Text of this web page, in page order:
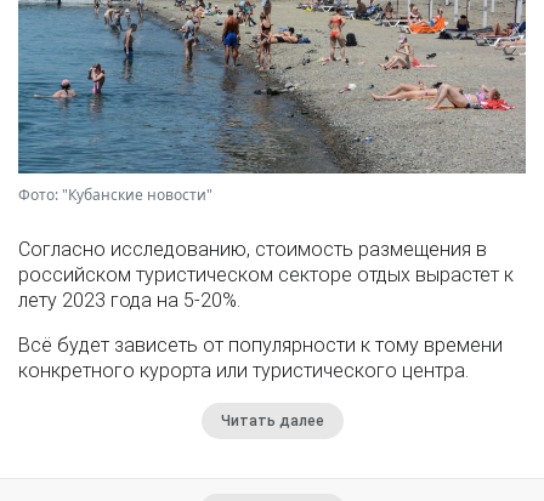
Фото: "Кубанские новости"
Согласно исследованию, стоимость размещения в
российском туристическом секторе отдых вырастет к
лету 2023 года на 5-20%.
Всё будет зависеть от популярности к тому времени
конкретного курорта или туристического центра.
Читать далее